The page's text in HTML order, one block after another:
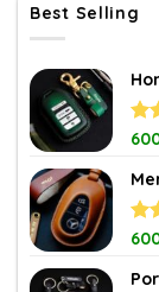
Best Selling
of